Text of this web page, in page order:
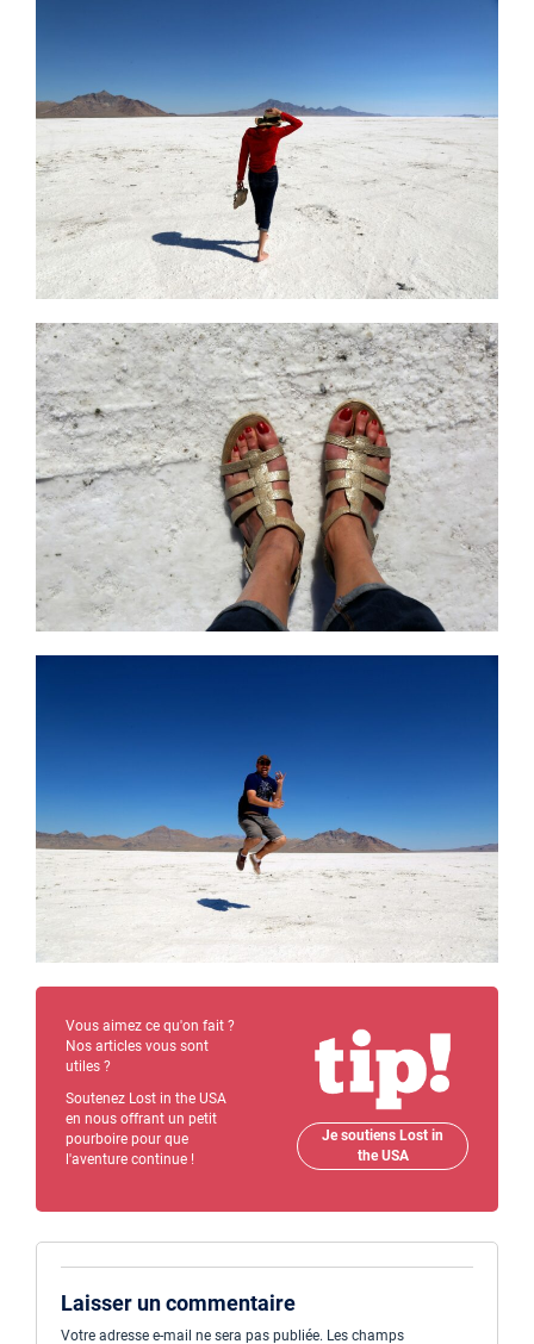
Vous aimez ce qu'on fait ?
Nos articles vous sont
utiles ?
Soutenez Lost in the USA
en nous offrant un petit
pourboire pour que
l'aventure continue !
Je soutiens Lost in
the USA
Laisser un commentaire
Votre adresse e-mail ne sera pas publiée. Les champs